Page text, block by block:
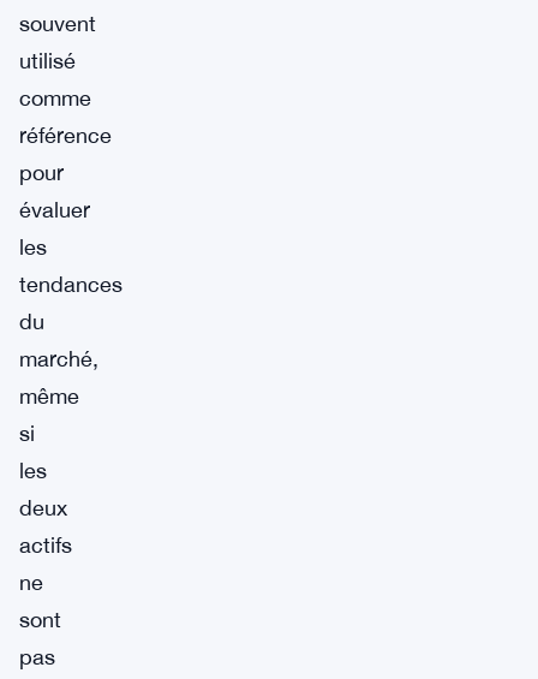
souvent
utilisé
comme
référence
pour
évaluer
les
tendances
du
marché,
même
si
les
deux
actifs
ne
sont
pas